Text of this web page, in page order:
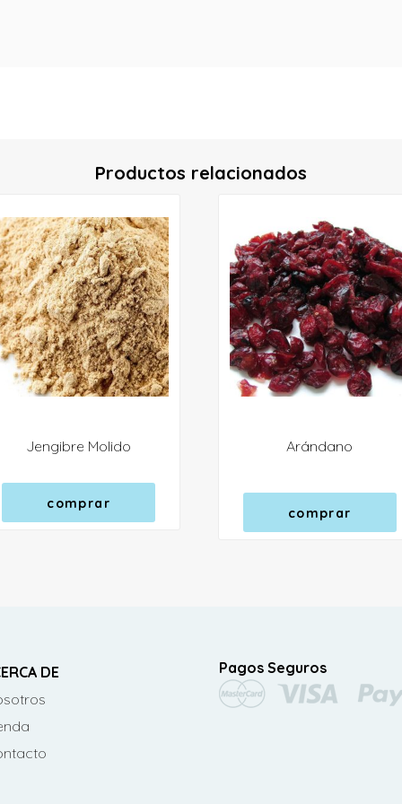
Productos relacionados
Jengibre Molido
comprar
Arándano
comprar
DE
Pagos Seguros